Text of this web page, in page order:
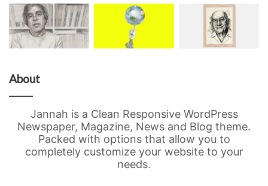
About
Jannah is a Clean Responsive WordPress
Newspaper, Magazine, News and Blog theme.
Packed with options that allow you to
completely customize your website to your
needs.